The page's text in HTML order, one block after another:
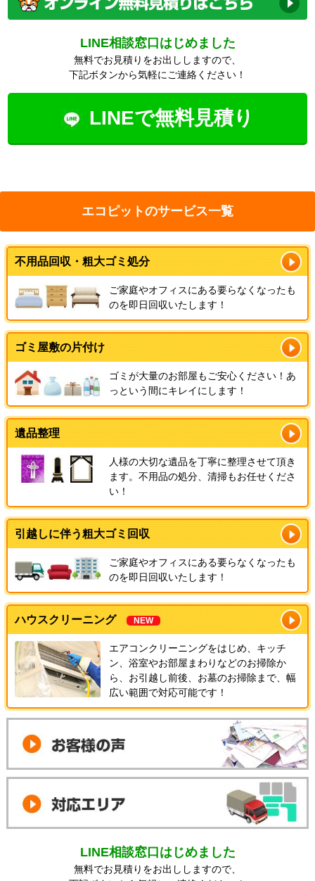
LINE相談窓口はじめました
無料でお見積りをお出ししますので、
下記ボタンから気軽にご連絡ください！
LINEで無料見積り
エコピットのサービス一覧
不用品回収・粗大ゴミ処分
ご家庭やオフィスにある要らなくなったも
のを即日回収いたします！
ゴミ屋敷の片付け
ゴミが大量のお部屋もご安心ください！あ
っという間にキレイにします！
遺品整理
人様の大切な遺品を丁寧に整理させて頂き
ます。不用品の処分、清掃もお任せくださ
い！
引越しに伴う粗大ゴミ回収
ご家庭やオフィスにある要らなくなったも
のを即日回収いたします！
ハウスクリーニング NEW
エアコンクリーニングをはじめ、キッチ
ン、浴室やお部屋まわりなどのお掃除か
ら、お引越し前後、お墓のお掃除まで、幅
広い範囲で対応可能です！
LINE相談窓口はじめました
無料でお見積りをお出ししますので、